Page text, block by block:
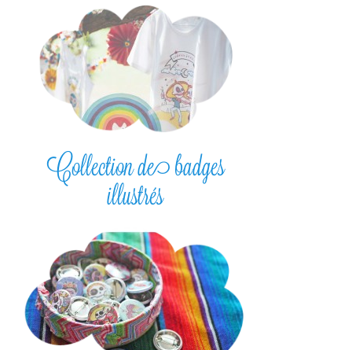
Collection de badges
illustrés